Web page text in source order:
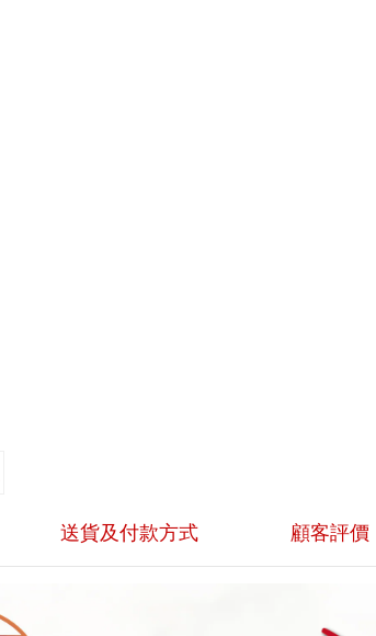
送貨及付款方式 顧客評價